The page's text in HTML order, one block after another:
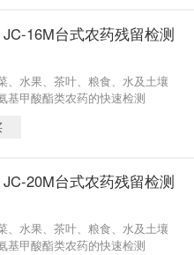
16M台式农药残留检测
、水果、茶叶、粮食、水及土壤
基甲酸酯类农药的快速检测
20M台式农药残留检测
、水果、茶叶、粮食、水及土壤
基甲酸酯类农药的快速检测